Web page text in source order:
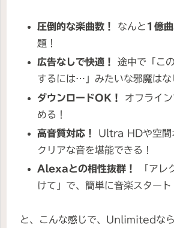
圧倒的な楽曲数！ なんと 1億曲
題！
広告なしで快適！
途中で「こ
するには…」みたいな邪魔はな
ダウンロードOK！
オフライ
める！
高音質対応！
Ultra HDや空間
クリアな音を堪能できる！
Alexaとの相性抜群！
「アレ
けて」で、簡単に音楽スタート
と、こんな感じで、Unlimitedな